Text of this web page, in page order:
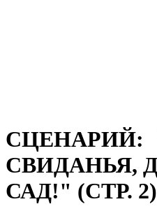
СЦЕНАРИЙ:
СВИДАНЬЯ,
САД!" (СТР. 2)